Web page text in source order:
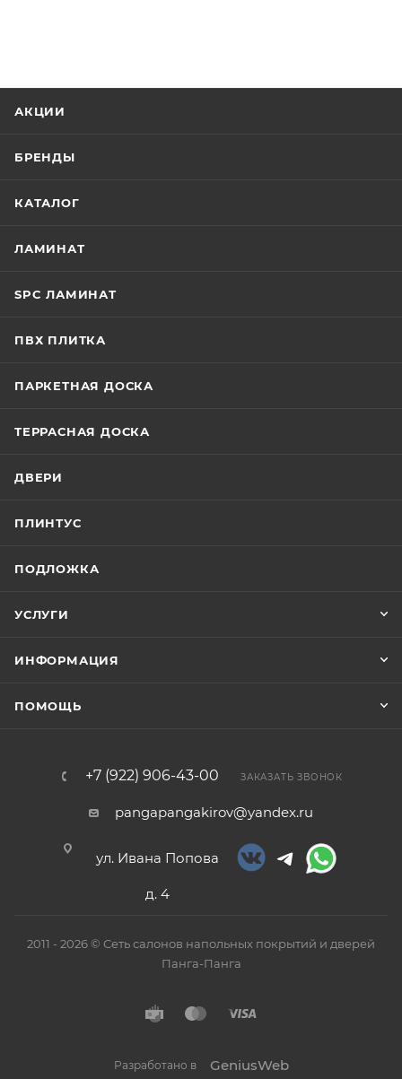
АКЦИИ
БРЕНДЫ
КАТАЛОГ
ЛАМИНАТ
SPC ЛАМИНАТ
ПВХ ПЛИТКА
ПАРКЕТНАЯ ДОСКА
ТЕРРАСНАЯ ДОСКА
ДВЕРИ
ПЛИНТУС
ПОДЛОЖКА
УСЛУГИ
ИНФОРМАЦИЯ
ПОМОЩЬ
+7 (922) 906-43-00 ЗАКАЗАТЬ ЗВОНОК
pangapangakirov@yandex.ru
ул. Ивана Попова
д. 4
2011 - 2026 © Сеть салонов напольных покрытий и дверей
Панга-Панга
Разработано в GeniusWeb